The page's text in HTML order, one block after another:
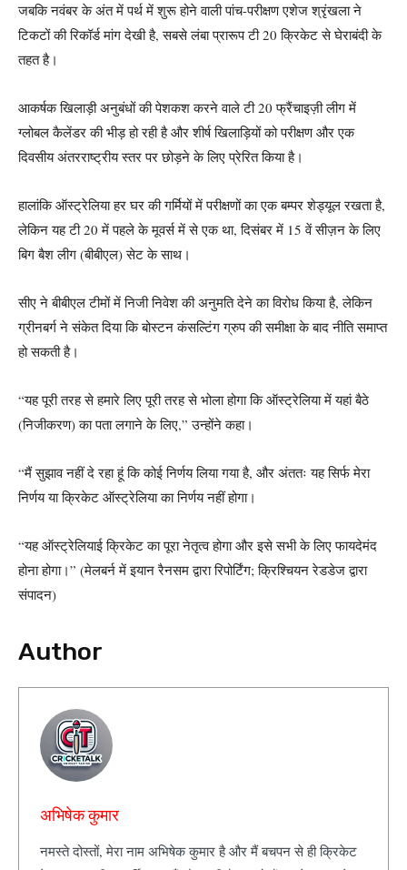
जबकि नवंबर के अंत में पर्थ में शुरू होने वाली पांच-परीक्षण एशेज श्रृंखला ने
टिकटों की रिकॉर्ड मांग देखी है, सबसे लंबा प्रारूप टी 20 क्रिकेट से घेराबंदी के
तहत है।
आकर्षक खिलाड़ी अनुबंधों की पेशकश करने वाले टी 20 फ्रैंचाइज़ी लीग में
ग्लोबल कैलेंडर की भीड़ हो रही है और शीर्ष खिलाड़ियों को परीक्षण और एक
दिवसीय अंतरराष्ट्रीय स्तर पर छोड़ने के लिए प्रेरित किया है।
हालांकि ऑस्ट्रेलिया हर घर की गर्मियों में परीक्षणों का एक बम्पर शेड्यूल रखता है,
लेकिन यह टी 20 में पहले के मूवर्स में से एक था, दिसंबर में 15 वें सीज़न के लिए
बिग बैश लीग (बीबीएल) सेट के साथ।
सीए ने बीबीएल टीमों में निजी निवेश की अनुमति देने का विरोध किया है, लेकिन
ग्रीनबर्ग ने संकेत दिया कि बोस्टन कंसल्टिंग ग्रुप की समीक्षा के बाद नीति समाप्त
हो सकती है।
“यह पूरी तरह से हमारे लिए पूरी तरह से भोला होगा कि ऑस्ट्रेलिया में यहां बैठे
(निजीकरण) का पता लगाने के लिए,” उन्होंने कहा।
“मैं सुझाव नहीं दे रहा हूं कि कोई निर्णय लिया गया है, और अंततः यह सिर्फ मेरा
निर्णय या क्रिकेट ऑस्ट्रेलिया का निर्णय नहीं होगा।
“यह ऑस्ट्रेलियाई क्रिकेट का पूरा नेतृत्व होगा और इसे सभी के लिए फायदेमंद
होना होगा।” (मेलबर्न में इयान रैनसम द्वारा रिपोर्टिंग; क्रिश्चियन रेडडेज द्वारा
संपादन)
Author
अभिषेक कुमार
नमस्ते दोस्तों, मेरा नाम अभिषेक कुमार है और मैं बचपन से ही क्रिकेट